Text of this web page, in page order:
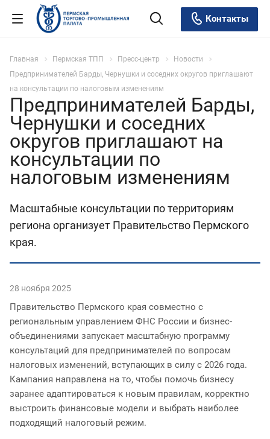
Контакты
Главная Пермская ТПП Пресс-центр
Новости
Предпринимателей Барды, Чернушки и соседних округов приглашают
на консультации по налоговым изменениям
Предпринимателей Барды,
Чернушки и соседних
округов приглашают на
консультации по
налоговым изменениям
Масштабные консультации по территориям
региона организует Правительство Пермского
края.
28 ноября 2025
Правительство Пермского края совместно с
региональным управлением ФНС России и бизнес-
объединениями запускает масштабную программу
консультаций для предпринимателей по вопросам
налоговых изменений, вступающих в силу с 2026 года.
Кампания направлена на то, чтобы помочь бизнесу
заранее адаптироваться к новым правилам, корректно
выстроить финансовые модели и выбрать наиболее
подходящий налоговый режим.